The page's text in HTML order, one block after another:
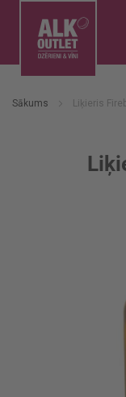
Sākums Liķieris